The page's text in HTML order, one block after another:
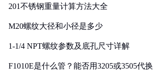
201不锈钢重量计算方法大全
M20螺纹大径和小径是多少
1-1/4 NPT螺纹参数及底孔尺寸详解
F1010E是什么管？能否用3205或3505代换